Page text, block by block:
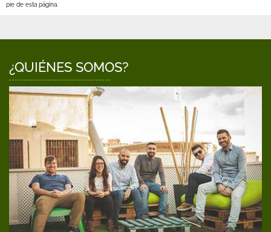
pie de esta página.
¿QUIÉNES SOMOS?